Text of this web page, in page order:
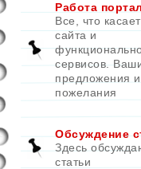
Работа
Все, что
сайта и
сервисов.
предложения и
пожелания
Обсуждение
Здесь
статьи